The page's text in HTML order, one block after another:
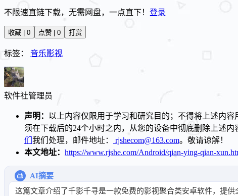
不限速直链下载，无需网盘，一点直下！ 登录
收藏 | 0 点赞 | 0 打赏
标签： 音乐影视
软件社管理员
声明： 以上内容仅限用于学习和研究目的；不得将上述内
须在下载后的24个小时之内，从您的设备中彻底删除上述
们 我们处理，邮件地址： rjshecom@163.com。敬请谅解！
本文地址： https://www.rjshe.com/Android/qian-ying-qian-
AI摘要
这篇文章介绍了千影千寻是一款免费的影视聚合类安卓软件，提